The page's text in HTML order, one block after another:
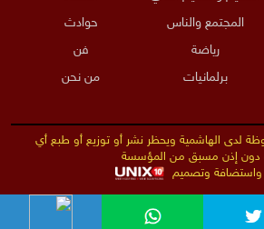
المجتمع والناس
حوادث
رياضة
فن
برلمانيات
من نحن
لدى الهاشمية ويحظر نشر أو توزيع أو طبع أي
دون إذن مسبق من المؤسسة
واستضافة وتصميم